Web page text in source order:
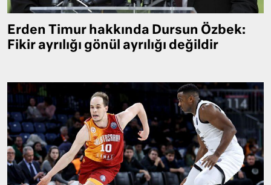
Erden Timur hakkında Dursun Özbek:
Fikir ayrılığı gönül ayrılığı değildir